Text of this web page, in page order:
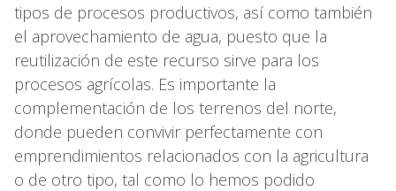
tipos de procesos productivos, así como también
el aprovechamiento de agua, puesto que la
reutilización de este recurso sirve para los
procesos agrícolas. Es importante la
complementación de los terrenos del norte,
donde pueden convivir perfectamente con
emprendimientos relacionados con la agricultura
o de otro tipo, tal como lo hemos podido